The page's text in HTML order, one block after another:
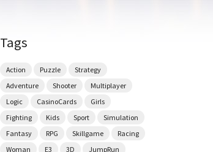
Tags
Action Puzzle
Strategy
Adventure
Shooter
Multiplayer
Logic
CasinoCards
Girls
Fighting
Kids Sport
Simulation
Fantasy
RPG Skillgame
Racing
Woman
E3 3D
JumpRun